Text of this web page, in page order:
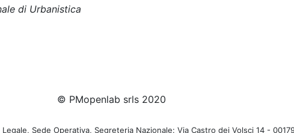
di Urbanistica
© PMopenlab srls 2020
Legale, Sede Operativa, Segreteria Nazionale: Via Castro dei Volsci 14 -